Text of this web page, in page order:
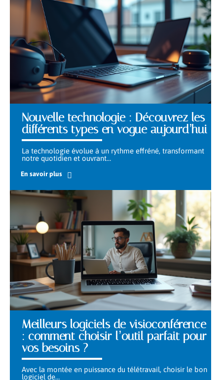
Nouvelle technologie : Découvrez les
différents types en vogue aujourd’hui
La technologie évolue à un rythme effréné, transformant
notre quotidien et ouvrant…
En savoir plus
Meilleurs logiciels de visioconférence
: comment choisir l’outil parfait pour
vos besoins ?
Avec la montée en puissance du télétravail, choisir le bon
logiciel de…